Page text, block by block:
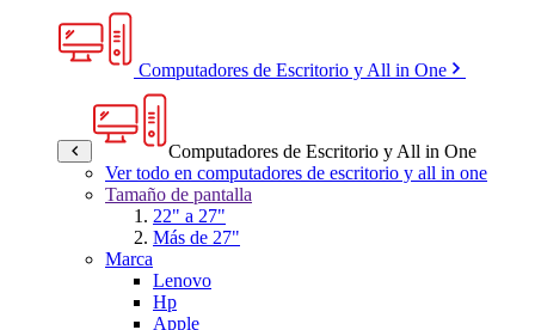
Computadores de Escritorio y All in One
Computadores de Escritorio y All in One
Ver todo en computadores de escritorio y all in one
Tamaño de pantalla
22" a 27"
Más de 27"
Marca
Lenovo
Hp
Apple